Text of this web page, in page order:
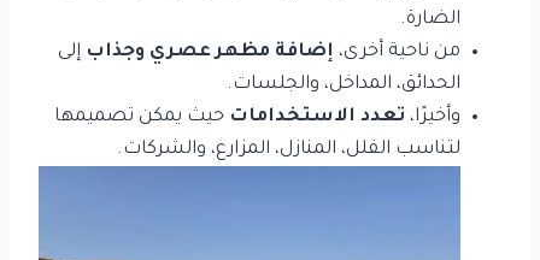
الضارة.
من ناحية أخرى، إضافة مظهر عصري وجذاب إلى
الحدائق، المداخل، والجلسات.
وأخيرًا، تعدد الاستخدامات حيث يمكن تصميمها
لتناسب الفلل، المنازل، المزارع، والشركات.